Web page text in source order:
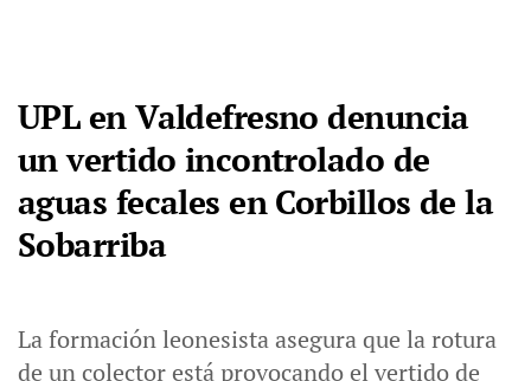
UPL en Valdefresno denuncia
un vertido incontrolado de
aguas fecales en Corbillos de la
Sobarriba
La formación leonesista asegura que la rotura
de un colector está provocando el vertido de